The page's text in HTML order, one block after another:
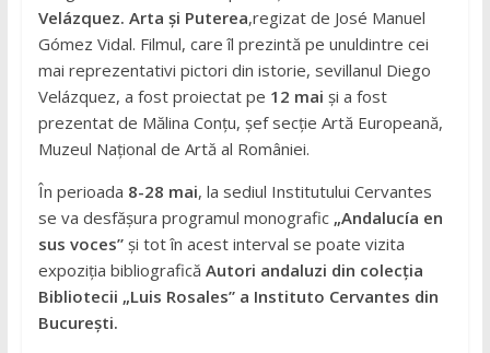
Velázquez. Arta și Puterea,regizat de José Manuel
Gómez Vidal. Filmul, care îl prezintă pe unuldintre cei
mai reprezentativi pictori din istorie, sevillanul Diego
Velázquez, a fost proiectat pe 12 mai și a fost
prezentat de Mălina Conțu, șef secție Artă Europeană,
Muzeul Național de Artă al României.
În perioada 8-28 mai, la sediul Institutului Cervantes
se va desfășura programul monografic „Andalucía en
sus voces”și tot în acest interval se poate vizita
expoziția bibliografică Autori andaluzi din colecția
Bibliotecii „Luis Rosales” a Instituto Cervantes din
București.